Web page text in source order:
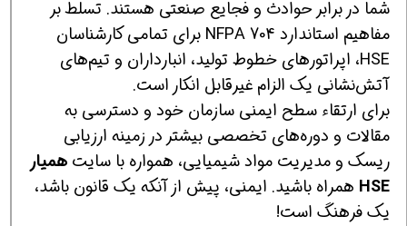
شما در برابر حوادث و فجایع صنعتی هستند. تسلط بر
مفاهیم استاندارد NFPA 704 برای تمامی کارشناسان
HSE، اپراتورهای خطوط تولید، انبارداران و تیم‌های
آتش‌نشانی یک الزام غیرقابل انکار است.
برای ارتقاء سطح ایمنی سازمان خود و دسترسی به
مقالات و دوره‌های تخصصی بیشتر در زمینه ارزیابی
ریسک و مدیریت مواد شیمیایی، همواره با سایت همیار
HSE همراه باشید. ایمنی، پیش از آنکه یک قانون باشد،
یک فرهنگ است!